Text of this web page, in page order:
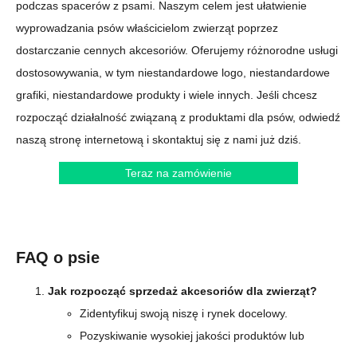
podczas spacerów z psami. Naszym celem jest ułatwienie
wyprowadzania psów właścicielom zwierząt poprzez
dostarczanie cennych akcesoriów. Oferujemy różnorodne usługi
dostosowywania, w tym niestandardowe logo, niestandardowe
grafiki, niestandardowe produkty i wiele innych. Jeśli chcesz
rozpocząć działalność związaną z produktami dla psów, odwiedź
naszą stronę internetową i skontaktuj się z nami już dziś.
Teraz na zamówienie
FAQ o psie
Jak rozpocząć sprzedaż akcesoriów dla zwierząt?
Zidentyfikuj swoją niszę i rynek docelowy.
Pozyskiwanie wysokiej jakości produktów lub